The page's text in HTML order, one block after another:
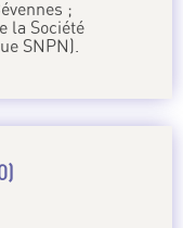
;
la Société
SNPN).